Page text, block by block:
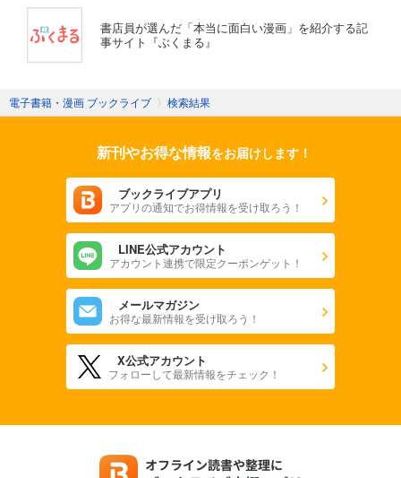
書店員が選んだ「本当に面白い漫画」を紹介する記
事サイト『ぶくまる』
電子書籍・漫画 ブックライブ 〉 検索結果
新刊やお得な情報をお届けします！
ブックライブアプリ
アプリの通知でお得情報を受け取ろう！
LINE公式アカウント
アカウント連携で限定クーポンゲット！
メールマガジン
お得な最新情報を受け取ろう！
X公式アカウント
フォローして最新情報をチェック！